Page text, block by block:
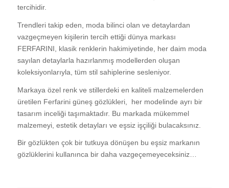
tercihidir.
Trendleri takip eden, moda bilinci olan ve detaylardan
vazgeçmeyen kişilerin tercih ettiği dünya markası
FERFARINI, klasik renklerin hakimiyetinde, her daim moda
sayılan detaylarla hazırlanmış modellerden oluşan
koleksiyonlarıyla, tüm stil sahiplerine sesleniyor.
Markaya özel renk ve stillerdeki en kaliteli malzemelerden
üretilen Ferfarini güneş gözlükleri, her modelinde ayrı bir
tasarım inceliği taşımaktadır. Bu markada mükemmel
malzemeyi, estetik detayları ve eşsiz işçiliği bulacaksınız.
Bir gözlükten çok bir tutkuya dönüşen bu eşsiz markanın
gözlüklerini kullanınca bir daha vazgeçemeyeceksiniz…